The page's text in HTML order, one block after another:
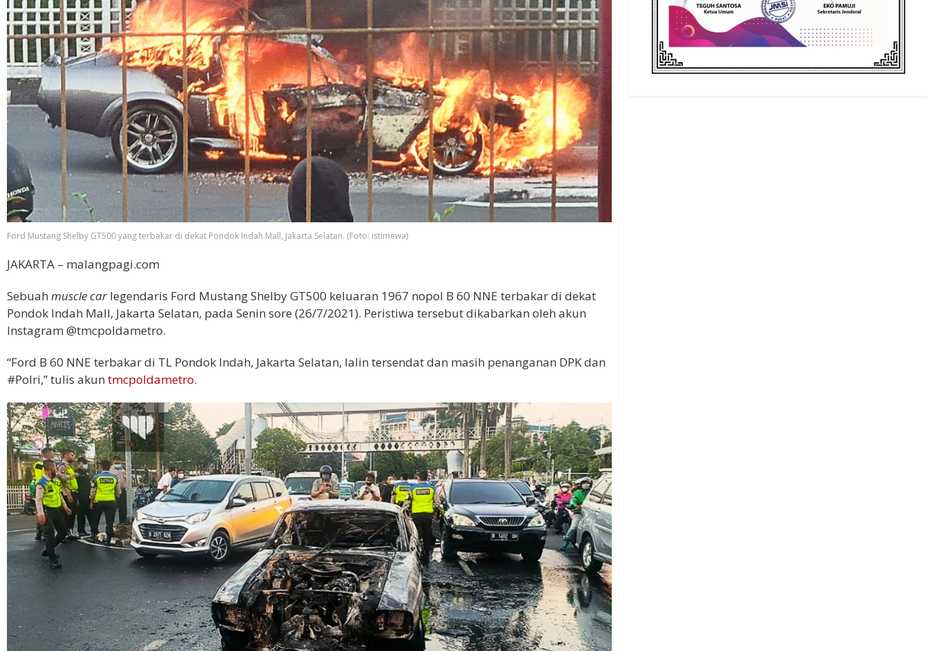
Ford Mustang Shelby GT500 yang terbakar di dekat Pondok Indah Mall, Jakarta Selatan. (Foto: istimewa)
JAKARTA – malangpagi.com
Sebuah muscle car legendaris Ford Mustang Shelby GT500 keluaran 1967 nopol B 60 NNE terbakar di dekat
Pondok Indah Mall, Jakarta Selatan, pada Senin sore (26/7/2021). Peristiwa tersebut dikabarkan oleh akun
Instagram @tmcpoldametro.
“Ford B 60 NNE terbakar di TL Pondok Indah, Jakarta Selatan, lalin tersendat dan masih penanganan DPK dan
#Polri,” tulis akun tmcpoldametro.